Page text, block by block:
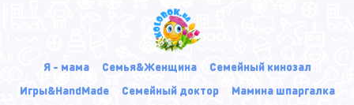
Я - мама Семья&Женщина
Семейный кинозал
Игры&HandMade
Семейный доктор
Мамина шпаргалка